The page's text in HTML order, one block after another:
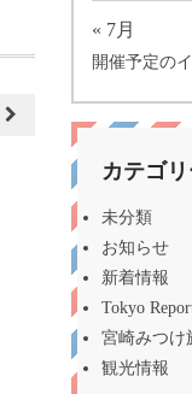
« 7月
開催予定の
カテゴ
未分類
お知らせ
新着情報
Tokyo
宮崎みつけ
観光情報